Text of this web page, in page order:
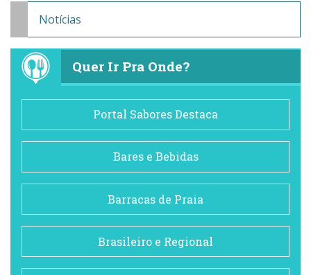
Notícias
Quer Ir Pra Onde?
Portal Sabores Destaca
Bares e Bebidas
Barracas de Praia
Brasileiro e Regional